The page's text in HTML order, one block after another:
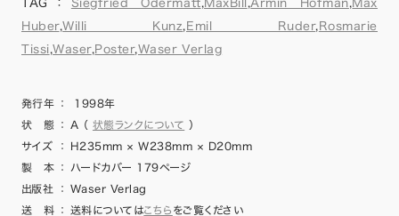
TAG： Siegfried Odermatt,MaxBill ,Armin Hofman,Max
Huber,Willi Kunz, Emil Ruder, Rosmarie
Tissi,Waser,Poster,Waser Verlag
発行年 ：
1998年
状 態
： A （ 状態ランクについて ）
サイズ
：
H235mm × W238mm × D20mm
製 本
：
ハードカバー 179ページ
出版社
：
Waser Verlag
送 料
： 送料についてはこちら をご覧ください